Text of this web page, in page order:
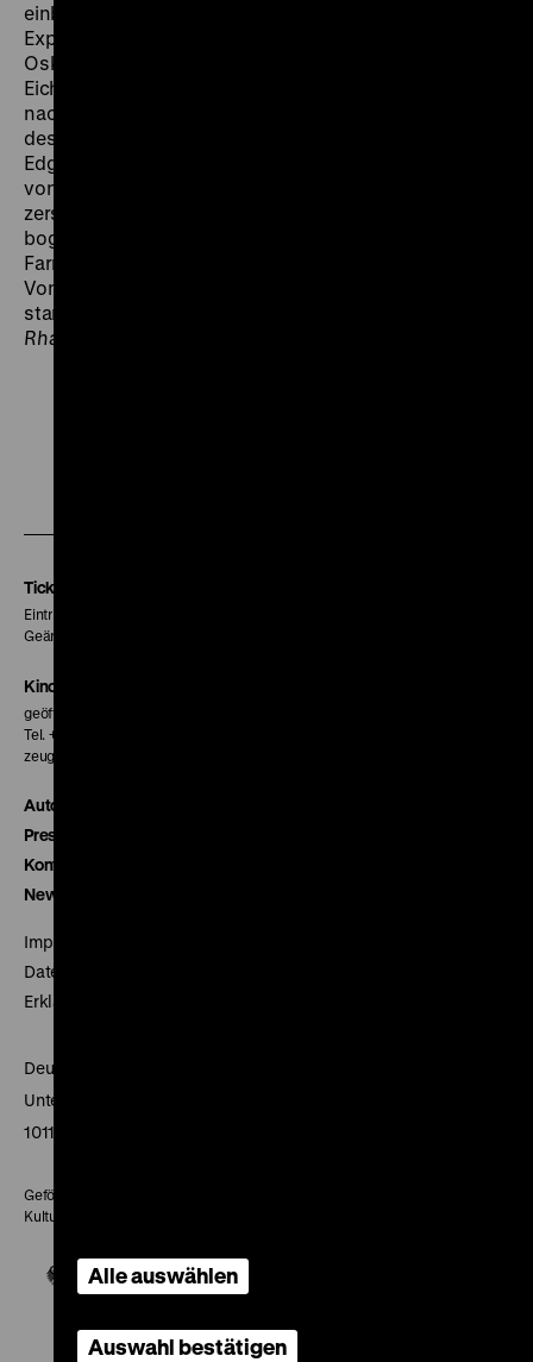
einbezogenen Filmaufnahmen, die 1935/36 bei einer
Expedition der Brüder Franz und Edgar Eichhorn und
Oskar A. Bayers entstanden waren. „Dr. Franz
Eichhorn war es auch, der (...) eine neue Filmexpedition
nach Nordostbrasilien leitete, in das Mündungsgebiet
des Amazonasstromes. Zusammen mit seinem Bruder
Edgar Eichhorn brachte er sensationelle Aufnahmen
von riesigen Krokodilherden, gefährlichen Piranhas,
zerstörerischen Flutwellen (Pororokas), von
bogenschießenden Indianern und turbulenten
Farmertänzen nach Hause.“ (
Von den Eichhorn-Brüdern und Oskar A. Bayer
stammen auch die Aufnahmen von
Rhapsodie
Tickets
Eintritt 5 €
Geänderte Preise sind im Programm vermerkt.
Kinokasse
geöffnet 30 Minuten vor Beginn der ersten Vorstellung
Tel. + 49 30 20304-770
zeughauskino@dhm.de
Autor*innen
Presse
Kontakt
Newsletter
Impressum
Datenschutz
Erklärung digitale Barrierefreiheit
Deutsches Historisches Museum
Unter den Linden 2
10117 Berlin
Gefördert mit Mitteln des Beauftragten der Bundesregierung für
Kultur und Medien
Alle auswählen
Auswahl bestätigen